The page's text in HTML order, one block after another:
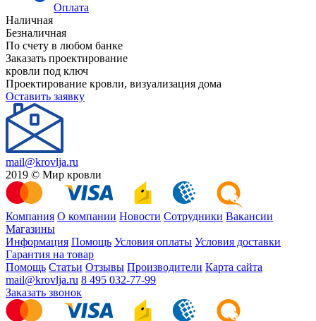
Оплата
Наличная
Безналичная
По счету в любом банке
Заказать проектирование
кровли под ключ
Проектирование кровли, визуализация дома
Оставить заявку
mail@krovlja.ru
2019 © Мир кровли
Компания О компании Новости Сотрудники Вакансии
Магазины
Информация Помощь Условия оплаты Условия доставки
Гарантия на товар
Помощь Статьи Отзывы Производители Карта сайта
mail@krovlja.ru 8 495 032-77-99
Заказать звонок